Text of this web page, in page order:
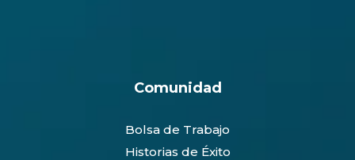
Comunidad
Bolsa de Trabajo
Historias de Éxito